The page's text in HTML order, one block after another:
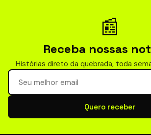
📰
Receba nossas
Histórias direto da quebrada, toda
Seu email para newsletter
Quero receber